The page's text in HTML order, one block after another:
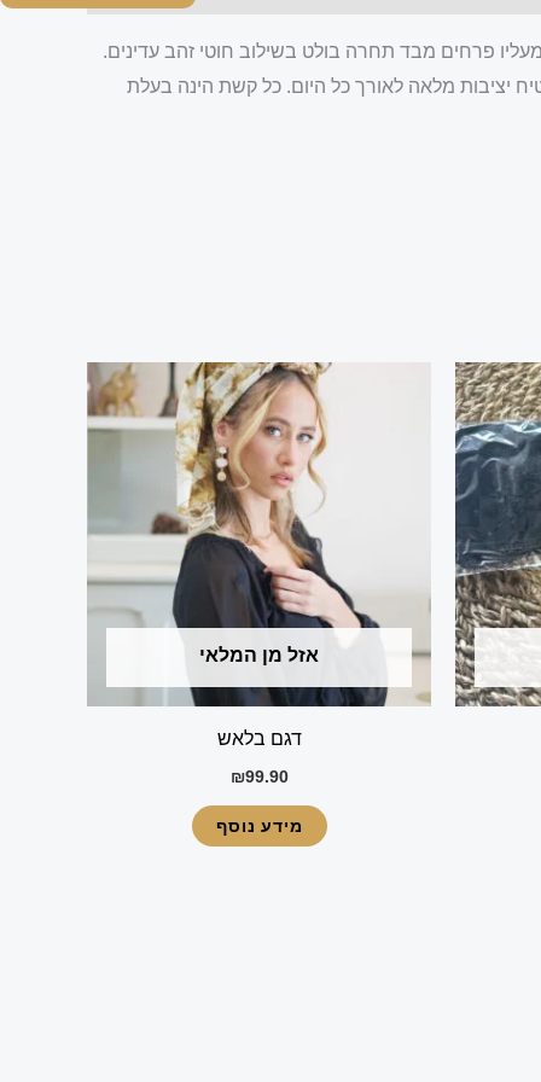
פרחים מבד תחרה בולט בשילוב חוטי זהב עדינים.
יציבות מלאה לאורך כל היום. כל קשת הינה בעלת
אזל מן המלאי
דגם בלאש
₪99.90
מידע נוסף